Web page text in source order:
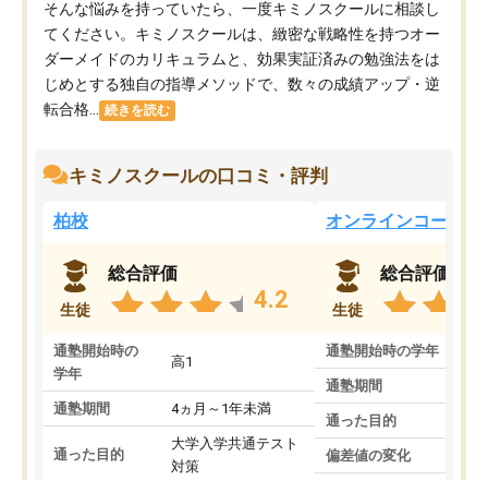
そんな悩みを持っていたら、一度キミノスクールに相談し
てください。キミノスクールは、緻密な戦略性を持つオー
ダーメイドのカリキュラムと、効果実証済みの勉強法をは
じめとする独自の指導メソッドで、数々の成績アップ・逆
転合格...
続きを読む
キミノスクールの口コミ・評判
柏校
生徒
総合評価
4.2
通塾開始時の
学年
高1
通塾期間 4ヵ月～1年未満
通った目的
大学入学共通テスト
対策
オンラインコース
生徒
総合評価
通塾開始時の学年
通塾期間
通った目的
偏差値の変化